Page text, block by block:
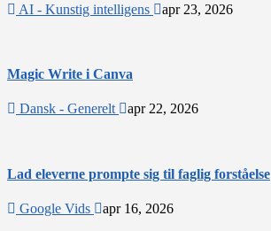
AI - Kunstig intelligens apr 23, 2026
Magic Write i Canva
Dansk - Generelt apr 22, 2026
Lad eleverne prompte sig til faglig forståelse
Google Vids apr 16, 2026